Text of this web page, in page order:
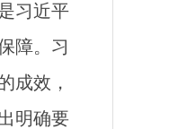
习近平
障。习
成效，
明确要